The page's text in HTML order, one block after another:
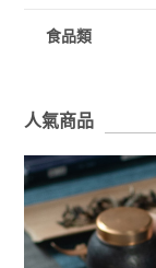
食品類
人氣商品